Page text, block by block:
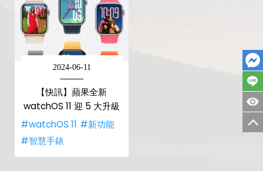
2024-06-11
【快訊】蘋果全新
watchOS 11 迎 5 大升級
#watchOS 11 #新功能
#智慧手錶